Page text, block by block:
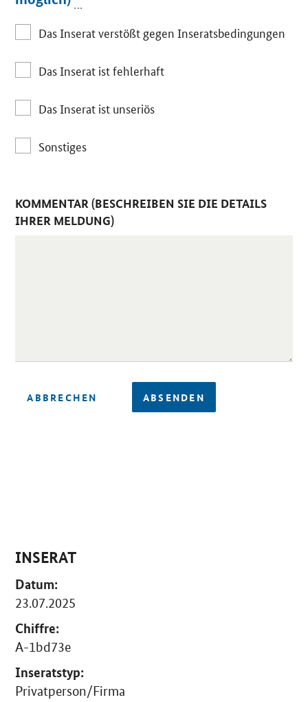
Das Inserat verstößt gegen Inseratsbedingungen
Das Inserat ist fehlerhaft
Das Inserat ist unseriös
Sonstiges
KOMMENTAR (BESCHREIBEN SIE DIE DETAILS
IHRER MELDUNG)
ABBRECHEN ABSENDEN
INSERAT
Datum:
23.07.2025
Chiffre:
A-1bd73e
Inseratstyp:
Privatperson/Firma